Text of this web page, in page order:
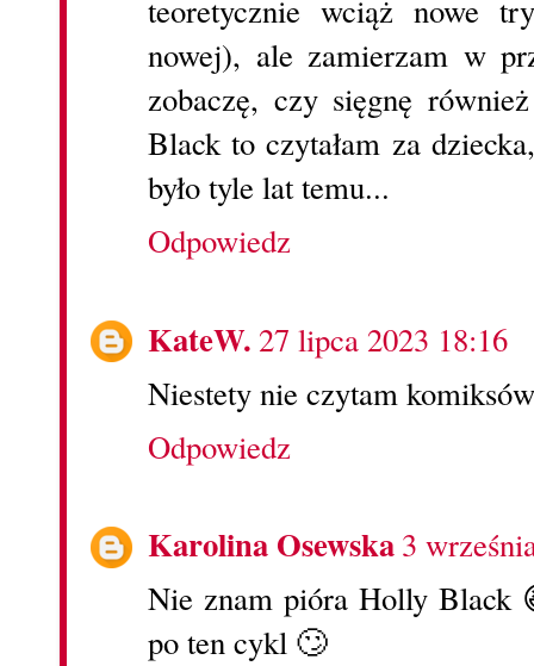
teoretycznie wciąż nowe
nowej), ale zamierzam w
zobaczę, czy sięgnę
Black to czytałam za
było tyle lat temu...
Odpowiedz
KateW. 27 lipca 2023 18:16
Niestety nie czytam
Odpowiedz
Karolina Osewska3
Nie znam pióra Holly Black
po ten cykl 🙄